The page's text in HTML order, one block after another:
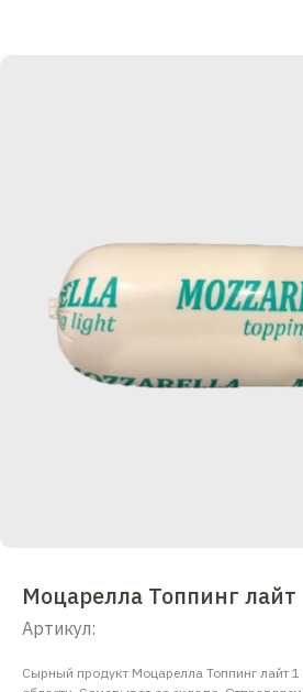
Моцарелла Топпинг лайт
Артикул:
Сырный продукт Моцарелла Топпинг лайт